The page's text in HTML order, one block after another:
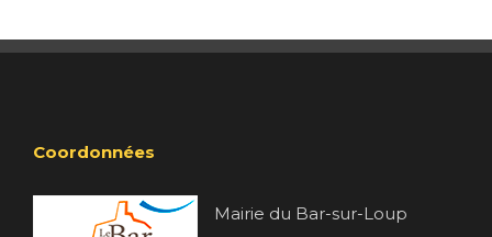
Coordonnées
Mairie du Bar-sur-Loup